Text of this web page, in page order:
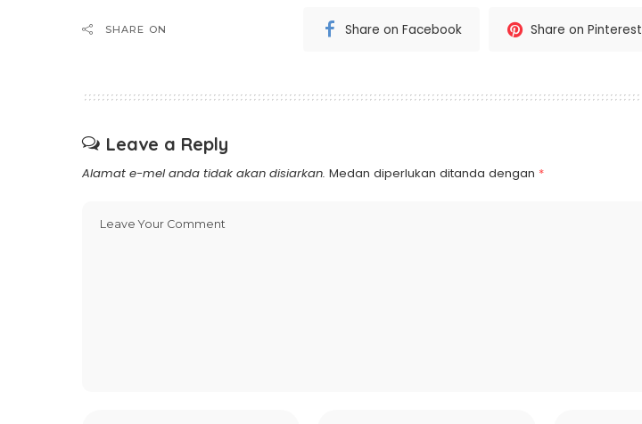
SHARE ON Share on Facebook Share on Pinterest
Leave a Reply
Alamat e-mel anda tidak akan disiarkan. Medan diperlukan ditanda dengan *